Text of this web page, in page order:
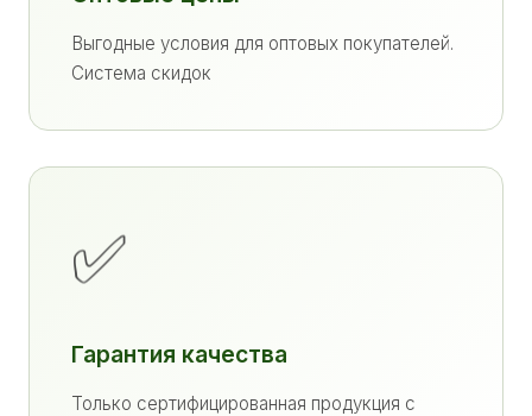
Выгодные условия для оптовых покупателей.
Система скидок
✅
Гарантия качества
Только сертифицированная продукция с